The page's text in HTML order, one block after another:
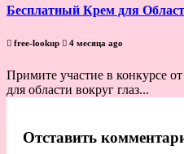
Бесплатный Крем для
free-lookup 4 месяца ago
Примите участие в конкурсе
для области вокруг глаз...
Отставить